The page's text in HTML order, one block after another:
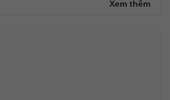
Xem thêm